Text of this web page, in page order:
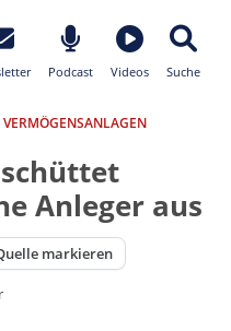
Podcast Videos Suche
VERMÖGENSANLAGEN
schüttet
Anleger aus
markieren